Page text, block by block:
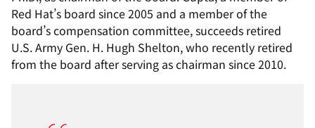
Red Hat’s board since 2005 and a member of the
board’s compensation committee, succeeds retired
U.S. Army Gen. H. Hugh Shelton, who recently retired
from the board after serving as chairman since 2010.